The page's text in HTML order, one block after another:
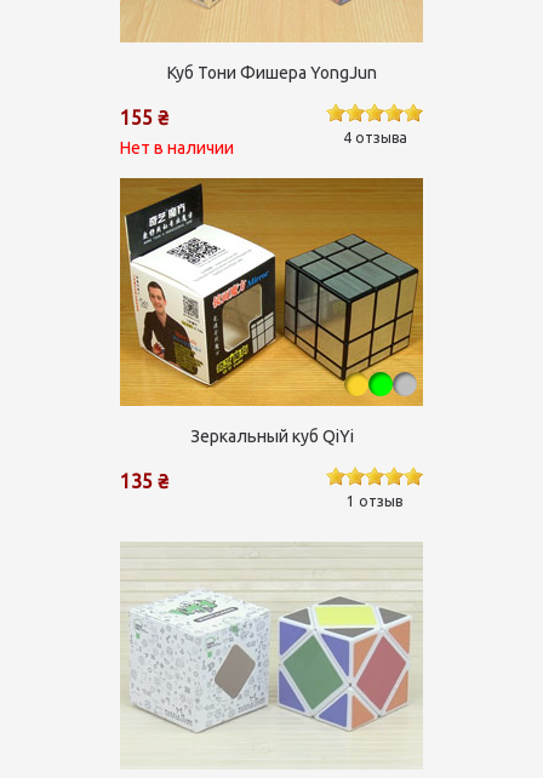
Куб Тони Фишера YongJun
155 ₴
Нет в наличии
4 отзыва
Зеркальный куб QiYi
135 ₴
1 отзыв